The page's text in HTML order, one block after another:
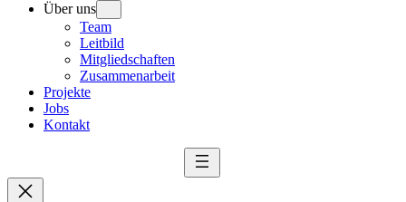
Über uns
Team
Leitbild
Mitgliedschaften
Zusammenarbeit
Projekte
Jobs
Kontakt